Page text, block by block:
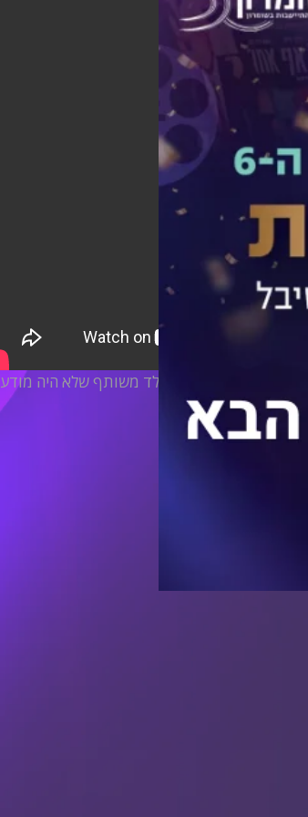
היא מספרת לו שיש להם ילד משותף שלא היה מודע
הילד הזה שלו.